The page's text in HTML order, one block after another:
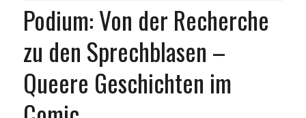
Podium: Von der Recherche
zu den Sprechblasen –
Queere Geschichten im